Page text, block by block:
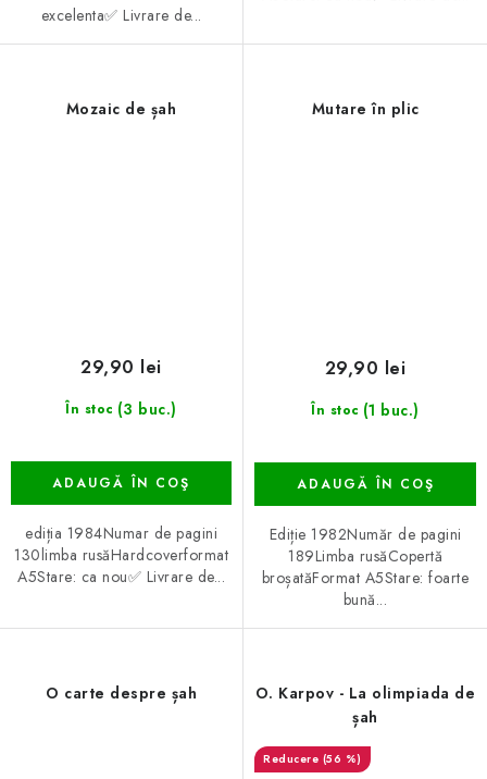
excelenta✅ Livrare de...
Mozaic de șah
În stoc (3 buc.)
29,90 lei
ADAUGĂ ÎN COŞ
ediția 1984Numar de pagini
130limba rusăHardcoverformat
A5Stare: ca nou✅ Livrare de...
Mutare în plic
În stoc (1 buc.)
29,90 lei
ADAUGĂ ÎN COŞ
Ediție 1982Număr de pagini
189Limba rusăCopertă
broșatăFormat A5Stare: foarte
bună...
O carte despre șah
O. Karpov - La olimpiada de
șah
(56 %)